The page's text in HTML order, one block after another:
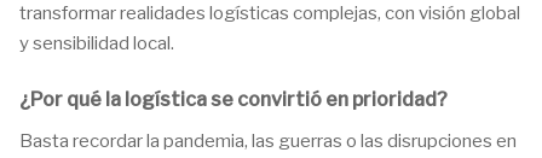
transformar realidades logísticas complejas, con visión global
y sensibilidad local.
¿Por qué la logística se convirtió en prioridad?
Basta recordar la pandemia, las guerras o las disrupciones en